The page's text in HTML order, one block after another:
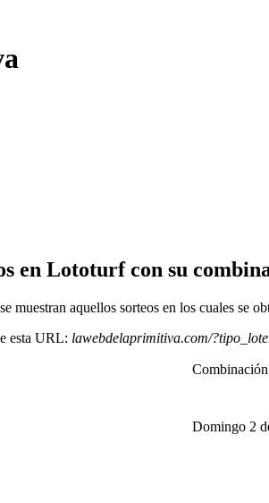
en Lototurf con su
muestran aquellos sorteos en los cuales se
esta URL: lawebdelaprimitiva.com/
Domingo 2